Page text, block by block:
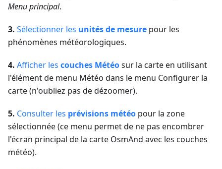
Menu principal.
3. Sélectionner les unités de mesure pour les
phénomènes météorologiques.
4. Afficher les couches Météosur la carte en utilisant
l'élément de menu Météo dans le menu Configurer la
carte (n'oubliez pas de dézoomer).
5. Consulter les prévisions météo pour la zone
sélectionnée (ce menu permet de ne pas encombrer
l'écran principal de la carte OsmAnd avec les couches
météo).